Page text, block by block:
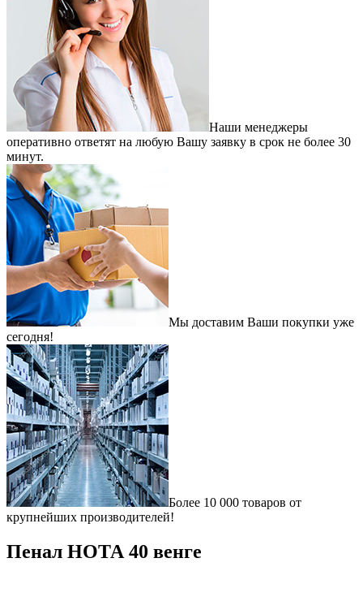
Наши менеджеры
оперативно ответят на любую Вашу заявку в срок не более 30
минут.
Мы доставим Ваши покупки уже
сегодня!
Более 10 000 товаров от
крупнейших производителей!
Пенал НОТА 40 венге